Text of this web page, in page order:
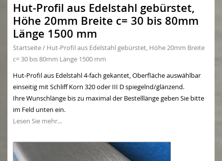
Hut-Profil aus Edelstahl gebürstet,
Höhe 20mm Breite c= 30 bis 80mm
Länge 1500 mm
Startseite/ Hut-Profil aus Edelstahl gebürstet, Höhe 20mm Breite
c= 30 bis 80mm Länge 1500 mm
Hut-Profil aus Edelstahl 4-fach gekantet, Oberfläche auswählbar
einseitig mit Schliff Korn 320 oder III D spiegelnd/glänzend.
Ihre Wunschlänge bis zu maximal der Bestelllänge geben Sie bitte
im Feld unten ein.
Lesen Sie mehr...